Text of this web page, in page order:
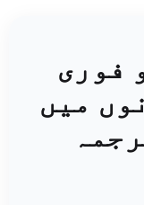
فوری
زبانوں میں